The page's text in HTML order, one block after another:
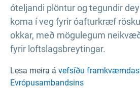
óteljandi plöntur og tegundir
koma í veg fyrir óafturkræf
okkar, með mögulegum
fyrir loftslagsbreytingar.
Lesa meira á vefsíðu
Evrópusambandsins